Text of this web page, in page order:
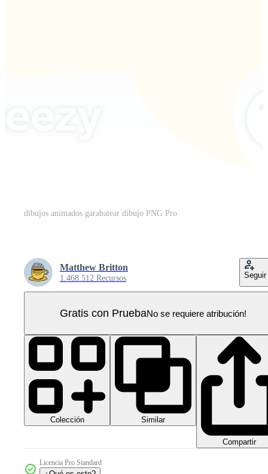
dibujos animados garabatear dibujo PNG Pro
Matthew Britton
1.468.512 Recursos Seguir
Gratis con PruebaNo se requiere atribución!
Colección Similar
Compartir
Licencia Pro Standard